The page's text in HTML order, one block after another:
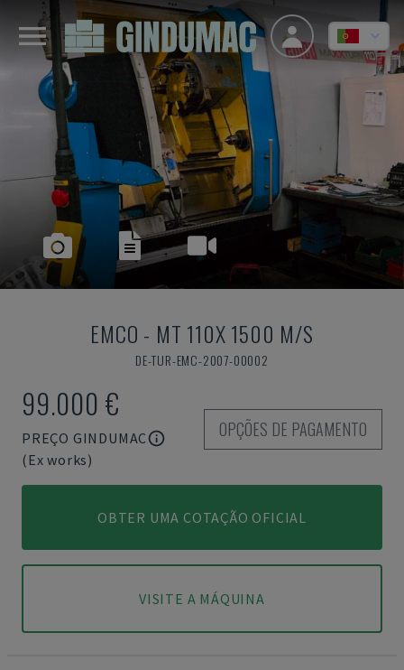
EMCO - MT 110X 1500 M/S
DE-TUR-EMC-2007-00002
99.000 €
PREÇO GINDUMAC
(Ex works)
OPÇÕES DE PAGAMENTO
OBTER UMA COTAÇÃO OFICIAL
VISITE A MÁQUINA